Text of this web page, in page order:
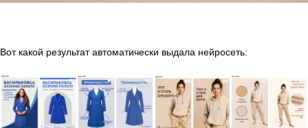
Вот какой результат автоматически выдала нейросеть: